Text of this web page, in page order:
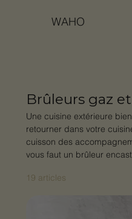
WAHO
Brûleurs gaz
Une cuisine extérieure
retourner dans votre
cuisson des
vous faut un brûleur
19 articles